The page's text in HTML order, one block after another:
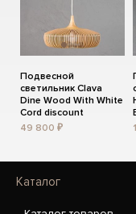
Подвесной
светильник Clava
Dine Wood With White
Cord discount
49 800 ₽
Каталог